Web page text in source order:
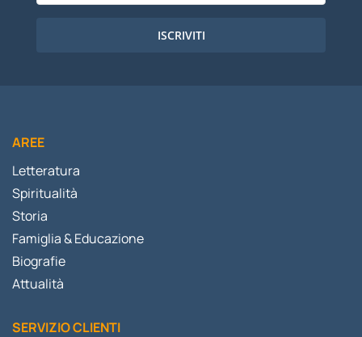
ISCRIVITI
AREE
Letteratura
Spiritualità
Storia
Famiglia & Educazione
Biografie
Attualità
SERVIZIO CLIENTI